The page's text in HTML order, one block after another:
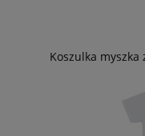
Koszulka